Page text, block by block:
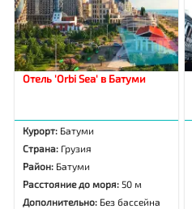
Отель 'Orbi Sea' в Батуми
Курорт: Батуми
Страна: Грузия
Район: Батуми
Расстояние до моря: 50 м
Дополнительно: Без бассейна